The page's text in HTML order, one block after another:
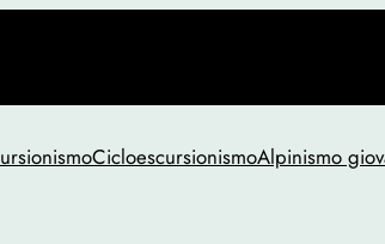
CicloescursionismoAlpinismo